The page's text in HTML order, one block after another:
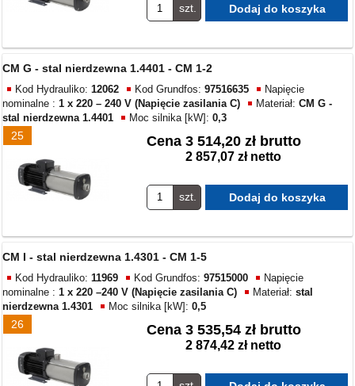
szt.
25
CM G - stal nierdzewna 1.4401 - CM 1-2
Kod Hydrauliko:12062 Kod Grundfos:97516635
Napięcie
nominalne :1 x 220 – 240 V (Napięcie zasilania C) Materiał:CM G -
stal nierdzewna 1.4401
Moc silnika [kW]:0,3
Cena 3 514,20 zł brutto
2 857,07 zł netto
szt.
26
CM I - stal nierdzewna 1.4301 - CM 1-5
Kod Hydrauliko:11969 Kod Grundfos:97515000
Napięcie
nominalne :1 x 220 –240 V (Napięcie zasilania C) Materiał:stal
nierdzewna 1.4301
Moc silnika [kW]:0,5
Cena 3 535,54 zł brutto
2 874,42 zł netto